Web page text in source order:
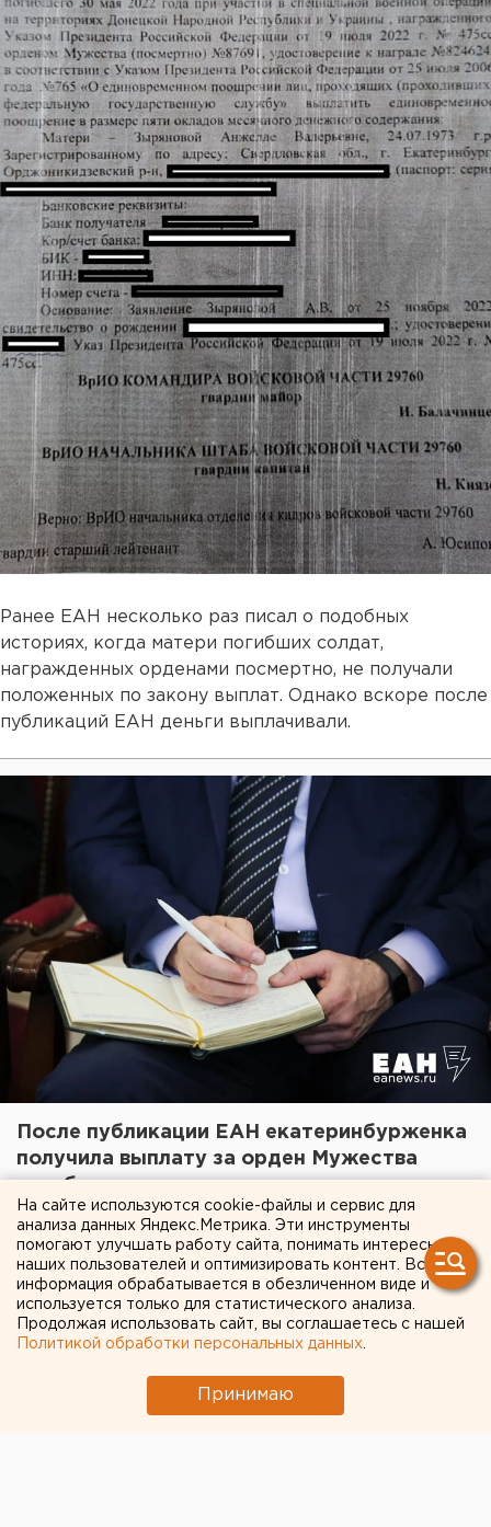
Ранее ЕАН несколько раз писал о подобных
историях, когда матери погибших солдат,
награжденных орденами посмертно, не получали
положенных по закону выплат. Однако вскоре после
публикаций ЕАН деньги выплачивали.
После публикации ЕАН екатеринбурженка
получила выплату за орден Мужества
погибшего сына
20 февраля 2023 в 12:46
Политика Общество
На сайте используются cookie-файлы и сервис для
анализа данных Яндекс.Метрика. Эти инструменты
помогают улучшать работу сайта, понимать интересы
наших пользователей и оптимизировать контент. Вся
информация обрабатывается в обезличенном виде и
используется только для статистического анализа.
Продолжая использовать сайт, вы соглашаетесь с нашей
Политикой обработки персональных данных
Принимаю